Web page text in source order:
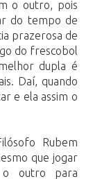
o outro, pois
do tempo de
prazerosa de
do frescobol
dupla é
Daí, quando
e ela assim o
Rubem
que jogar
outro para